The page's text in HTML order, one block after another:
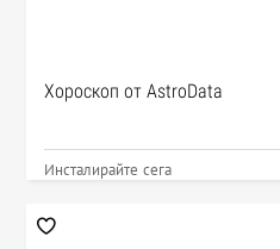
Хороскоп от AstroData
Инсталирайте сега